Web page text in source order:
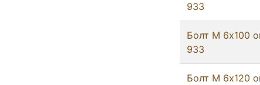
933
Болт М 6х100
933
Болт М 6х120